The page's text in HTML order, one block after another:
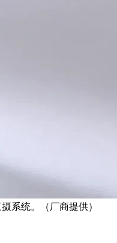
系统。（厂商提供）